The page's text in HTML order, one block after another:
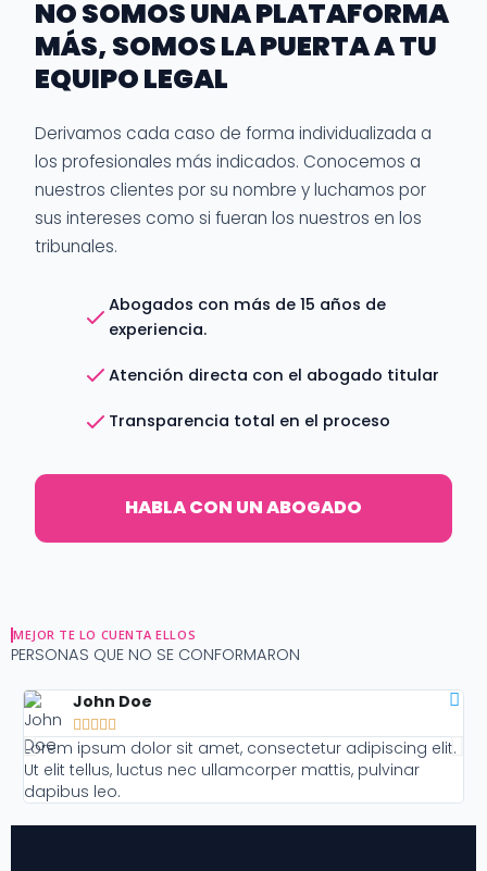
NO SOMOS UNA PLATAFORMA
MÁS, SOMOS LA PUERTA A TU
EQUIPO LEGAL
Derivamos cada caso de forma individualizada a
los profesionales más indicados. Conocemos a
nuestros clientes por su nombre y luchamos por
sus intereses como si fueran los nuestros en los
tribunales.
Abogados con más de 15 años de
experiencia.
Atención directa con el abogado titular
Transparencia total en el proceso
HABLA CON UN ABOGADO
MEJOR TE LO CUENTA ELLOS
PERSONAS QUE NO SE CONFORMARON
John Doe
    
Lorem ipsum dolor sit amet, consectetur adipiscing elit.
Ut elit tellus, luctus nec ullamcorper mattis, pulvinar
dapibus leo.